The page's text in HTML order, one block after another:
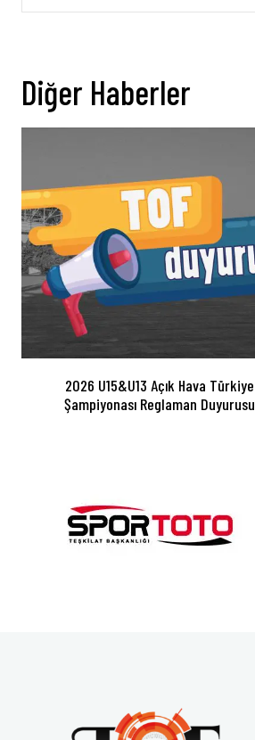
Diğer Haberler
2026 U15&U13 Açık Hava Türkiye
Şampiyonası Reglaman Duyurusu